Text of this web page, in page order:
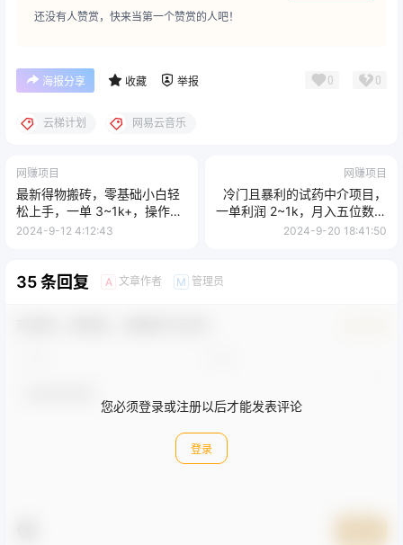
还没有人赞赏，快来当第一个赞赏的人吧！
海报分享 收藏 举报 0 0
云梯计划 网易云音乐
网赚项目
最新得物搬砖，零基础小白轻
松上手，一单 3~1k+，操作简
单，多号矩阵快速放大变现
2024-9-12 4:12:43
网赚项目
冷门且暴利的试药中介项目，
一单利润 2~1k，月入五位数，
小白工作室皆可操作
2024-9-20 18:41:50
35 条回复 A 文章作者 M 管理员
您必须登录或注册以后才能发表评论
登录